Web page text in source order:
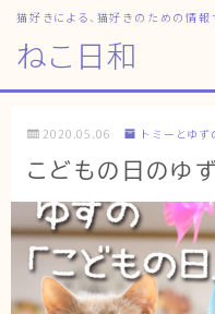
ねこ日和
猫好きによる、猫好きのための情報
MENU
ねこ日和
どっちがいい？
猫暮らしの平均
2020.05.06 トミーとゆ
こどもの日のゆ